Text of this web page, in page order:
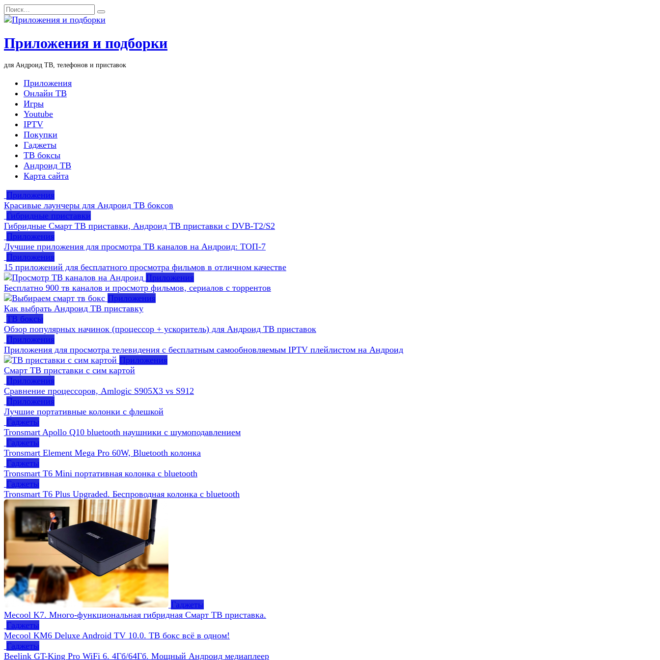
Перейти
к
Search
for:
Приложения и подборки
для Андроид ТВ, телефонов и приставок
Приложения
Онлайн ТВ
Игры
Youtube
IPTV
Покупки
Гаджеты
ТВ боксы
Андроид ТВ
Карта сайта
Приложения
Красивые лаунчеры для Андроид ТВ боксов
Гибридные приставки
Гибридные Смарт ТВ приставки, Андроид ТВ приставки с DVB-T2/S2
Приложения
Лучшие приложения для просмотра ТВ каналов на Андроид: ТОП-7
Приложения
15 приложений для бесплатного просмотра фильмов в отличном качестве
Приложения
Бесплатно 900 тв каналов и просмотр фильмов, сериалов с торрентов
Приложения
Как выбрать Андроид ТВ приставку
ТВ боксы
Обзор популярных начинок (процессор + ускоритель) для Андроид ТВ приставок
Приложения
Приложения для просмотра телевидения с бесплатным самообновляемым IPTV плейлистом на Андроид
Приложения
Смарт ТВ приставки с сим картой
Приложения
Сравнение процессоров, Amlogic S905X3 vs S912
Приложения
Лучшие портативные колонки с флешкой
Гаджеты
Tronsmart Apollo Q10 bluetooth наушники с шумоподавлением
Гаджеты
Tronsmart Element Mega Pro 60W, Bluetooth колонка
Гаджеты
Tronsmart T6 Mini портативная колонка с bluetooth
Гаджеты
Tronsmart T6 Plus Upgraded. Беспроводная колонка с bluetooth
Гаджеты
Mecool K7. Много-функциональная гибридная Смарт ТВ приставка.
Гаджеты
Mecool KM6 Deluxe Android TV 10.0. ТВ бокс всё в одном!
Гаджеты
Beelink GT-King Pro WiFi 6. 4Гб/64Гб. Мощный Андроид медиаплеер